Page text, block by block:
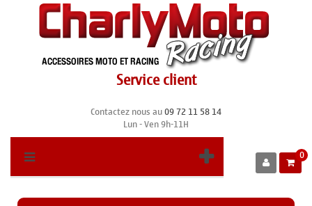
Service client
Contactez nous au09 72 11 58 14
Lun - Ven 9h-11H
0